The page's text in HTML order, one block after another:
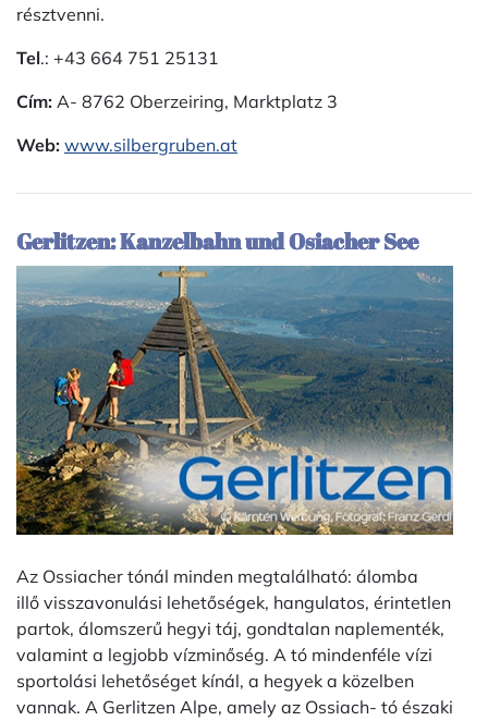
résztvenni.
Tel.: +43 664 751 25131
Cím: A- 8762 Oberzeiring, Marktplatz 3
Web: www.silbergruben.at
Gerlitzen: Kanzelbahn und Osiacher See
Az Ossiacher tónál minden megtalálható: álomba
illő visszavonulási lehetőségek, hangulatos, érintetlen
partok, álomszerű hegyi táj, gondtalan naplementék,
valamint a legjobb vízminőség. A tó mindenféle vízi
sportolási lehetőséget kínál, a hegyek a közelben
vannak. A Gerlitzen Alpe, amely az Ossiach- tó északi